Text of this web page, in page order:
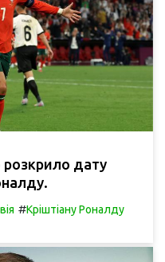
дату
#Кріштіану Роналду